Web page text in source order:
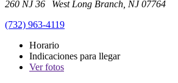
260 NJ 36 West Long Branch, NJ 07764
(732) 963-4119
Horario
Indicaciones para llegar
Verfotos